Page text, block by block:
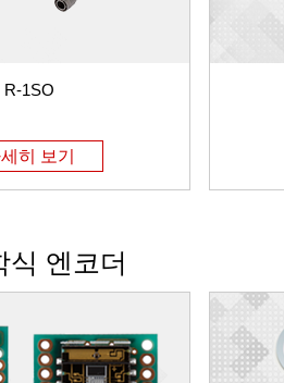
R-1SO
히 보기
식 엔코더